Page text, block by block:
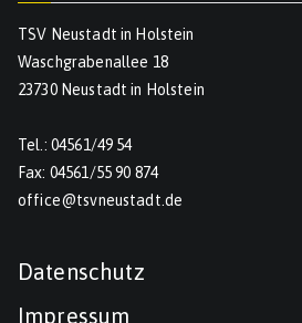
TSV Neustadt in Holstein
Waschgrabenallee 18
23730 Neustadt in Holstein
Tel.: 04561/49 54
Fax: 04561/55 90 874
office@tsvneustadt.de
Datenschutz
Impressum